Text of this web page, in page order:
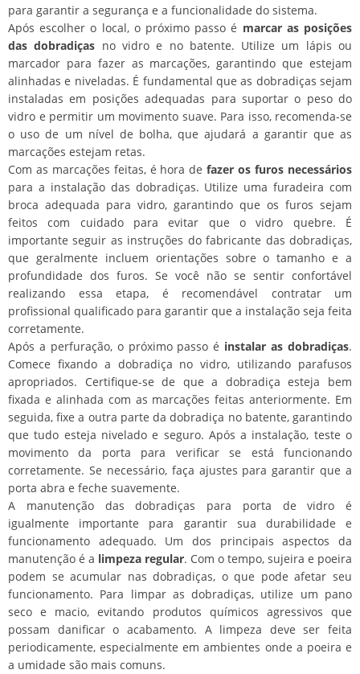
para garantir a segurança e a funcionalidade do sistema.
Após escolher o local, o próximo passo é marcar as posições
das dobradiças no vidro e no batente. Utilize um lápis ou
marcador para fazer as marcações, garantindo que estejam
alinhadas e niveladas. É fundamental que as dobradiças sejam
instaladas em posições adequadas para suportar o peso do
vidro e permitir um movimento suave. Para isso, recomenda-se
o uso de um nível de bolha, que ajudará a garantir que as
marcações estejam retas.
Com as marcações feitas, é hora defazer os furos necessários
para a instalação das dobradiças. Utilize uma furadeira com
broca adequada para vidro, garantindo que os furos sejam
feitos com cuidado para evitar que o vidro quebre. É
importante seguir as instruções do fabricante das dobradiças,
que geralmente incluem orientações sobre o tamanho e a
profundidade dos furos. Se você não se sentir confortável
realizando essa etapa, é recomendável contratar um
profissional qualificado para garantir que a instalação seja feita
corretamente.
Após a perfuração, o próximo passo é instalar as dobradiças.
Comece fixando a dobradiça no vidro, utilizando parafusos
apropriados. Certifique-se de que a dobradiça esteja bem
fixada e alinhada com as marcações feitas anteriormente. Em
seguida, fixe a outra parte da dobradiça no batente, garantindo
que tudo esteja nivelado e seguro. Após a instalação, teste o
movimento da porta para verificar se está funcionando
corretamente. Se necessário, faça ajustes para garantir que a
porta abra e feche suavemente.
A manutenção das dobradiças para porta de vidro é
igualmente importante para garantir sua durabilidade e
funcionamento adequado. Um dos principais aspectos da
manutenção é a limpeza regular. Com o tempo, sujeira e poeira
podem se acumular nas dobradiças, o que pode afetar seu
funcionamento. Para limpar as dobradiças, utilize um pano
seco e macio, evitando produtos químicos agressivos que
possam danificar o acabamento. A limpeza deve ser feita
periodicamente, especialmente em ambientes onde a poeira e
a umidade são mais comuns.